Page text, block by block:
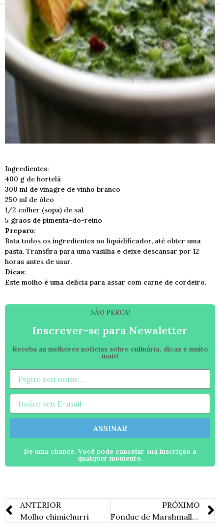
Ingredientes:
400 g de hortelã
300 ml de vinagre de vinho branco
250 ml de óleo
1/2 colher (sopa) de sal
5 grãos de pimenta-do-reino
Preparo:
Bata todos os ingredientes no liquidificador, até obter uma
pasta. Transfira para uma vasilha e deixe descansar por 12
horas antes de usar.
Dicas:
Este molho é uma delícia para assar com carne de cordeiro.
NÃO PERCA!
Inscrever-se para Newsletter
Receba as melhores notícias sobre culinária, dicas e muito
mais!
ASSINAR
De uma chance. Você pode cancelar sua inscrição a
qualquer momento.
ANTERIOR
Molho chimichurri
PRÓXIMO
Fondue de Marshmallow